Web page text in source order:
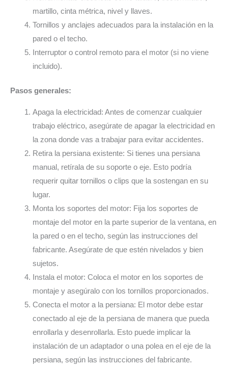
martillo, cinta métrica, nivel y llaves.
Tornillos y anclajes adecuados para la instalación en la
pared o el techo.
Interruptor o control remoto para el motor (si no viene
incluido).
Pasos generales:
Apaga la electricidad: Antes de comenzar cualquier
trabajo eléctrico, asegúrate de apagar la electricidad en
la zona donde vas a trabajar para evitar accidentes.
Retira la persiana existente: Si tienes una persiana
manual, retírala de su soporte o eje. Esto podría
requerir quitar tornillos o clips que la sostengan en su
lugar.
Monta los soportes del motor: Fija los soportes de
montaje del motor en la parte superior de la ventana, en
la pared o en el techo, según las instrucciones del
fabricante. Asegúrate de que estén nivelados y bien
sujetos.
Instala el motor: Coloca el motor en los soportes de
montaje y asegúralo con los tornillos proporcionados.
Conecta el motor a la persiana: El motor debe estar
conectado al eje de la persiana de manera que pueda
enrollarla y desenrollarla. Esto puede implicar la
instalación de un adaptador o una polea en el eje de la
persiana, según las instrucciones del fabricante.